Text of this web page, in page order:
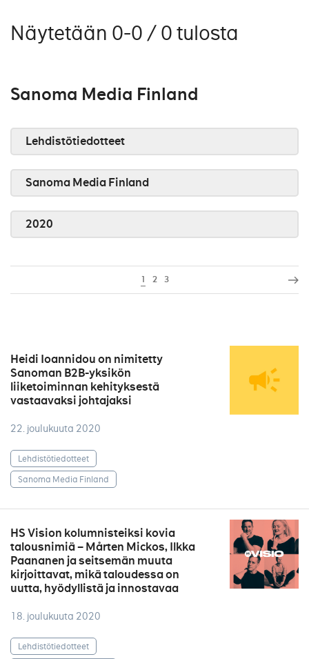
Näytetään 0-0 / 0 tulosta
Sanoma Media Finland
Lehdistötiedotteet
Sanoma Media Finland
2020
1 2 3
Heidi Ioannidou on nimitetty
Sanoman B2B-yksikön
liiketoiminnan kehityksestä
vastaavaksi johtajaksi
22. joulukuuta 2020
Lehdistötiedotteet
Sanoma Media Finland
HS Vision kolumnisteiksi kovia
talousnimiä – Mårten Mickos, Ilkka
Paananen ja seitsemän muuta
kirjoittavat, mikä taloudessa on
uutta, hyödyllistä ja innostavaa
18. joulukuuta 2020
Lehdistötiedotteet